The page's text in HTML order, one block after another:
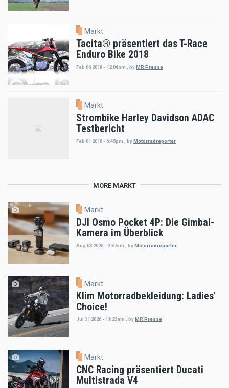
Markt
Tacita® präsentiert das T-Race
Enduro Bike 2018
Feb 06 2018 - 12:04pm byMR Presse
Markt
Strombike Harley Davidson ADAC
Testbericht
Feb 01 2018 - 6:45pm byMotorradreporter
MORE MARKT
Markt
DJI Osmo Pocket 4P: Die Gimbal-
Kamera im Überblick
Aug 03 2026 - 9:37am , byMotorradreporter
Markt
Klim Motorradbekleidung: Ladies'
Choice!
Jul 31 2026 - 11:23am byMR Presse
Markt
CNC Racing präsentiert Ducati
Multistrada V4